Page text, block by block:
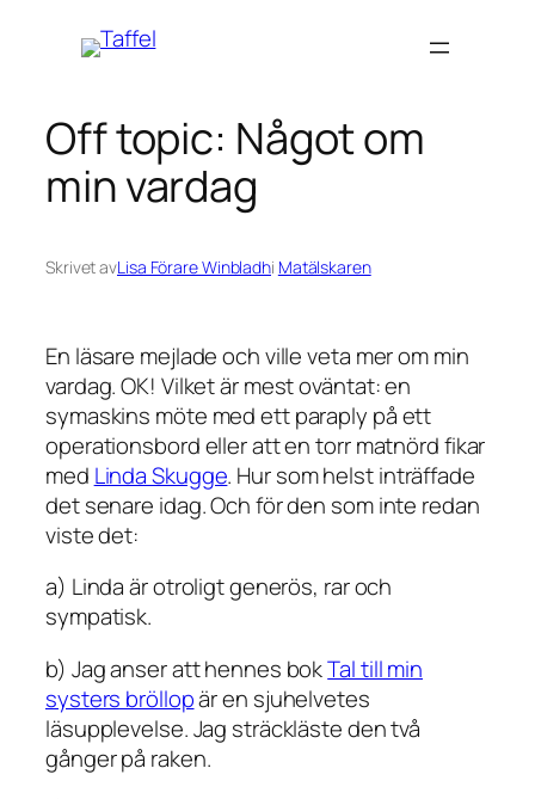
Off topic: Något om
min vardag
Skrivet avLisa Förare Winbladhi Matälskaren
En läsare mejlade och ville veta mer om min
vardag. OK! Vilket är mest oväntat: en
symaskins möte med ett paraply på ett
operationsbord eller att en torr matnörd fikar
med Linda Skugge. Hur som helst inträffade
det senare idag. Och för den som inte redan
viste det:
a) Linda är otroligt generös, rar och
sympatisk.
b) Jag anser att hennes bokTal till min
systers bröllopär en sjuhelvetes
läsupplevelse. Jag sträckläste den två
gånger på raken.